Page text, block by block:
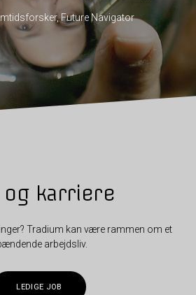
Future Navigator
og karriere
Tradium kan være rammen om et
arbejdsliv.
LEDIGE JOB